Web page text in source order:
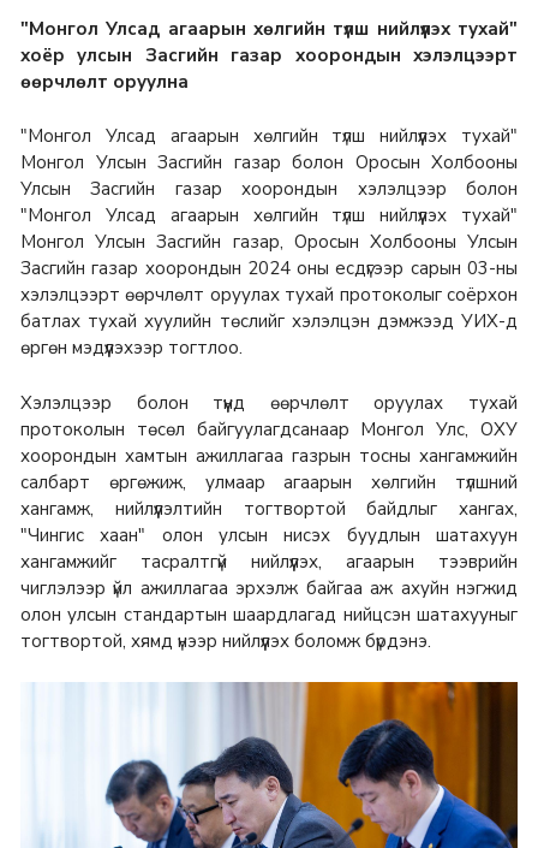
"Монгол Улсад агаарын хөлгийн түлш нийлүүлэх тухай"
хоёр улсын Засгийн газар хоорондын хэлэлцээрт
өөрчлөлт оруулна
"Монгол Улсад агаарын хөлгийн түлш нийлүүлэх тухай"
Монгол Улсын Засгийн газар болон Оросын Холбооны
Улсын Засгийн газар хоорондын хэлэлцээр болон
"Монгол Улсад агаарын хөлгийн түлш нийлүүлэх тухай"
Монгол Улсын Засгийн газар, Оросын Холбооны Улсын
Засгийн газар хоорондын 2024 оны есдүгээр сарын 03-ны
хэлэлцээрт өөрчлөлт оруулах тухай протоколыг соёрхон
батлах тухай хуулийн төслийг хэлэлцэн дэмжээд УИХ-д
өргөн мэдүүлэхээр тогтлоо.
Хэлэлцээр болон түүнд өөрчлөлт оруулах тухай
протоколын төсөл байгуулагдсанаар Монгол Улс, ОХУ
хоорондын хамтын ажиллагаа газрын тосны хангамжийн
салбарт өргөжиж, улмаар агаарын хөлгийн түлшний
хангамж, нийлүүлэлтийн тогтвортой байдлыг хангах,
"Чингис хаан" олон улсын нисэх буудлын шатахуун
хангамжийг тасралтгүй нийлүүлэх, агаарын тээврийн
чиглэлээр үйл ажиллагаа эрхэлж байгаа аж ахуйн нэгжид
олон улсын стандартын шаардлагад нийцсэн шатахууныг
тогтвортой, хямд үнээр нийлүүлэх боломж бүрдэнэ.